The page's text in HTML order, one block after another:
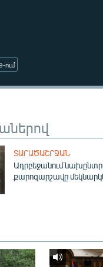
ում
ՏԱՐԱԾԱՇՐՋԱՆ
Ադրբեջանում
քարոզարշավը